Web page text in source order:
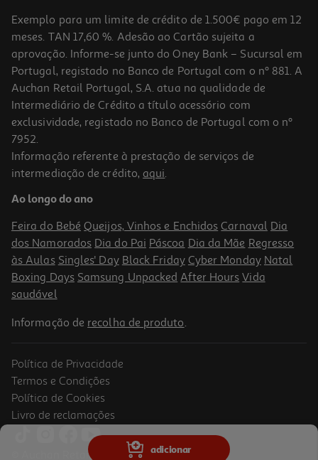
adicionar
Fritadeira Airfryer Moulinex Ez551hf0 Easy Fry Silente Xl 5l
109.99 €/un
109,99 €
Fritadeira Air Fryer Braun Multifry 5 Hf5075ibk 6l 2000w
Exemplo para um limite de crédito de 1.500€ pago em 12
meses. TAN 17,60 %. Adesão ao Cartão sujeita a
aprovação. Informe-se junto do Oney Bank – Sucursal em
Portugal, registado no Banco de Portugal com o nº 881. A
Auchan Retail Portugal, S.A. atua na qualidade de
Intermediário de Crédito a título acessório com
exclusividade, registado no Banco de Portugal com o nº
7952.
Informação referente à prestação de serviços de
intermediação de crédito, aqui.
Ao longo do ano
Feira do Bebé Queijos, Vinhos e Enchidos Carnaval Dia
dos Namorados Dia do Pai Páscoa Dia da Mãe Regresso
às Aulas Singles' Day Black Friday Cyber Monday Natal
Boxing Days Samsung Unpacked After Hours Vida
saudável
Informação de recolha de produto.
Política de Privacidade
Termos e Condições
Política de Cookies
Livro de reclamações
© Auchan Retail Portugal